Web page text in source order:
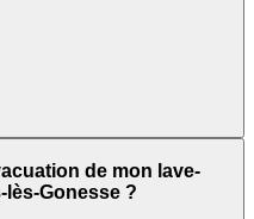
de mon lave-
lès-Gonesse ?